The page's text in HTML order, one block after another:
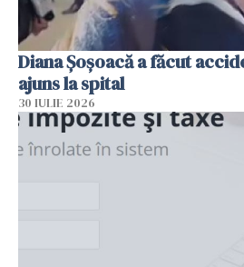
Diana Șoșoacă a făcut
ajuns la spital
30 IULIE 2026